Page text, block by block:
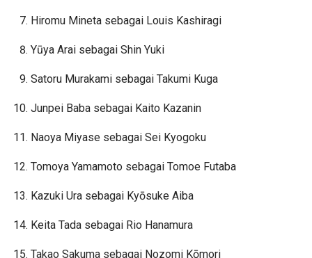
Hiromu Mineta sebagai Louis Kashiragi
Yūya Arai sebagai Shin Yuki
Satoru Murakami sebagai Takumi Kuga
Junpei Baba sebagai Kaito Kazanin
Naoya Miyase sebagai Sei Kyogoku
Tomoya Yamamoto sebagai Tomoe Futaba
Kazuki Ura sebagai Kyōsuke Aiba
Keita Tada sebagai Rio Hanamura
Takao Sakuma sebagai Nozomi Kōmori